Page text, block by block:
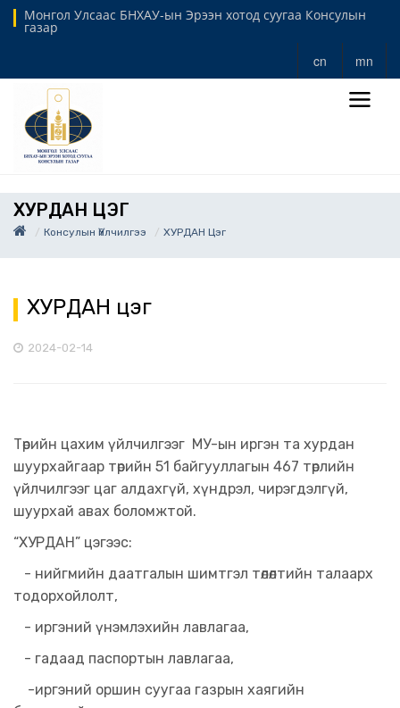
Монгол Улсаас БНХАУ-ын Эрээн хотод суугаа Консулын
газар
cn mn
ХУРДАН ЦЭГ
Консулын Үйлчилгээ ХУРДАН Цэг
ХУРДАН цэг
2024-02-14
Төрийн цахим үйлчилгээг МУ-ын иргэн та хурдан
шуурхайгаар төрийн 51 байгууллагын 467 төрлийн
үйлчилгээг цаг алдахгүй, хүндрэл, чирэгдэлгүй,
шуурхай авах боломжтой.
“ХУРДАН” цэгээс:
- нийгмийн даатгалын шимтгэл төлөлтийн талаарх
тодорхойлолт,
- иргэний үнэмлэхийн лавлагаа,
- гадаад паспортын лавлагаа,
-иргэний оршин суугаа газрын хаягийн